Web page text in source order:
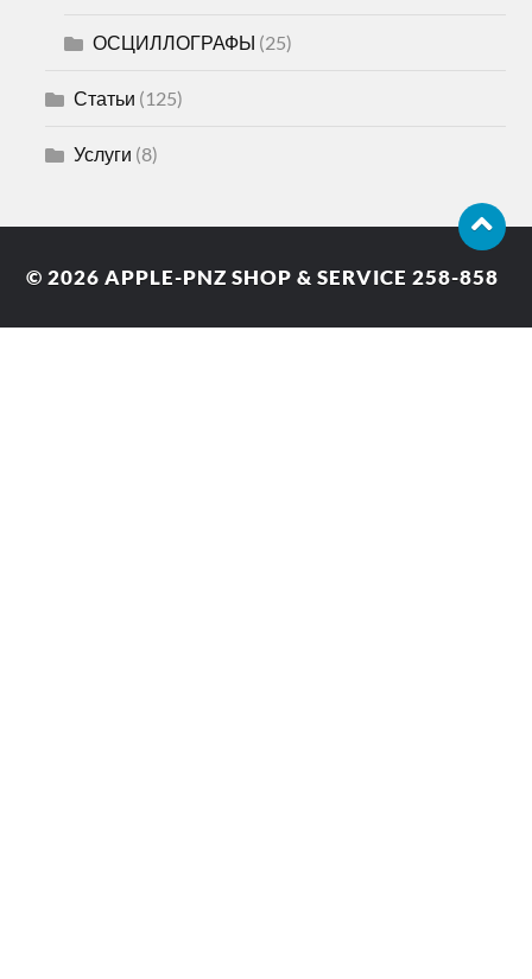
ОСЦИЛЛОГРАФЫ (25)
Статьи (125)
Услуги (8)
© 2026APPLE-PNZ SHOP & SERVICE 258-858